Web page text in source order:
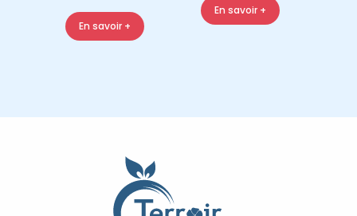
En savoir +
En savoir +